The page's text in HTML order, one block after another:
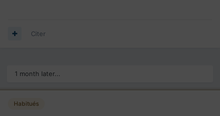
Citer
1 month later...
Habitués